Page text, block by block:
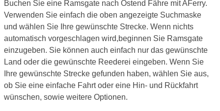
Buchen Sie eine Ramsgate nach Ostend Fähre mit AFerry.
Verwenden Sie einfach die oben angezeigte Suchmaske
und wählen Sie Ihre gewünschte Strecke. Wenn nichts
automatisch vorgeschlagen wird,beginnen Sie Ramsgate
einzugeben. Sie können auch einfach nur das gewünschte
Land oder die gewünschte Reederei eingeben. Wenn Sie
Ihre gewünschte Strecke gefunden haben, wählen Sie aus,
ob Sie eine einfache Fahrt oder eine Hin- und Rückfahrt
wünschen, sowie weitere Optionen.